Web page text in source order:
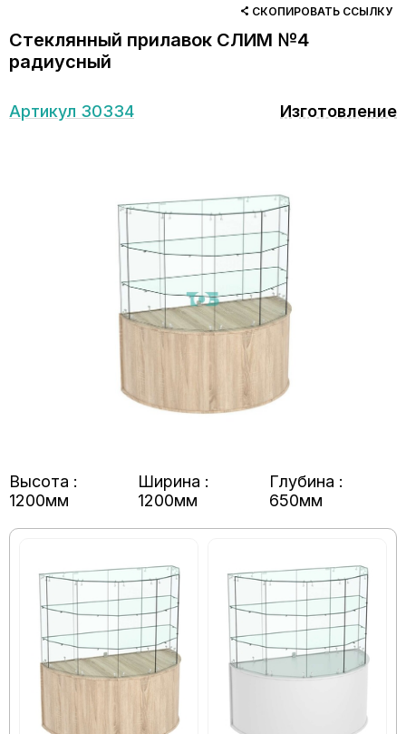
СКОПИРОВАТЬ ССЫЛКУ
Стеклянный прилавок СЛИМ №4
радиусный
Артикул 30334 Изготовление
Высота :
1200мм
Ширина :
1200мм
Глубина :
650мм